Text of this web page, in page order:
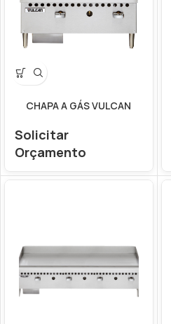
CHAPA A GÁS VULCAN
Solicitar
Orçamento